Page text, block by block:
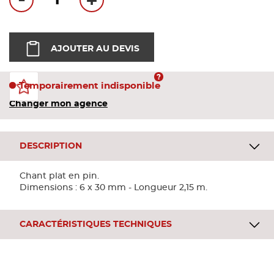
AJOUTER AU DEVIS
Temporairement indisponible
Changer mon agence
DESCRIPTION
Chant plat en pin.
Dimensions : 6 x 30 mm - Longueur 2,15 m.
CARACTÉRISTIQUES TECHNIQUES